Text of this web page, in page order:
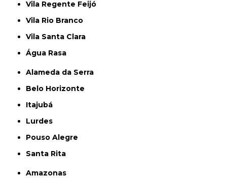
Vila Regente Feijó
Vila Rio Branco
Vila Santa Clara
Água Rasa
Alameda da Serra
Belo Horizonte
Itajubá
Lurdes
Pouso Alegre
Santa Rita
Amazonas